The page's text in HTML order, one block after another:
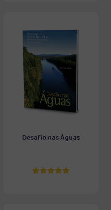
Desafio nas Águas